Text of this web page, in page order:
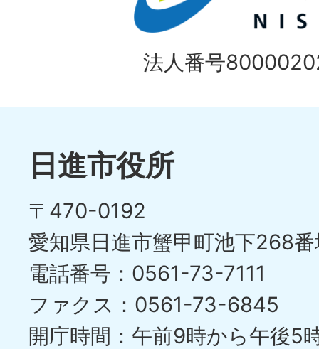
イ
ド
目
の
イ
目
の
ス
ラ
イ
ド
法人番号
日進市役所
〒470-0192
愛知県日進市蟹甲町池下268
電話番号：0561-73-7111
ファクス：0561-73-6845
開庁時間：午前9時から午後5